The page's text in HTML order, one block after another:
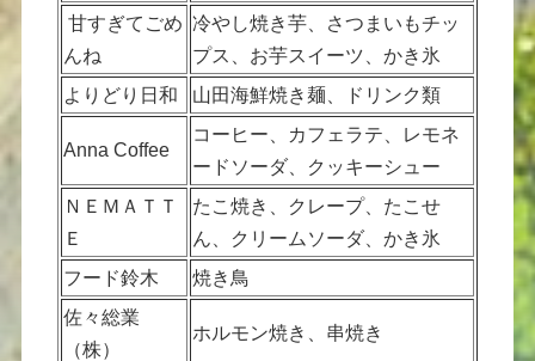
甘すぎてごめ
んね
冷やし焼き芋、さつまいもチッ
プス、お芋スイーツ、かき氷
よりどり日和
山田海鮮焼き麺、ドリンク類
Anna Coffee
コーヒー、カフェラテ、レモネ
ードソーダ、クッキーシュー
ＮＥＭＡＴＴ
Ｅ
たこ焼き、クレープ、たこせ
ん、クリームソーダ、かき氷
フード鈴木
焼き鳥
佐々総業
（株）
ホルモン焼き、串焼き